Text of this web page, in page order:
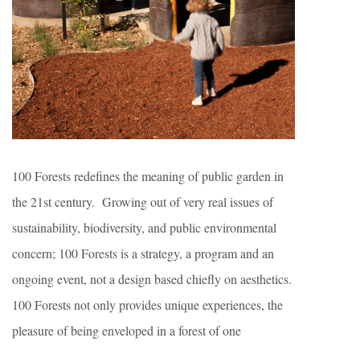
100 Forests redefines the meaning of public garden in
the 21st century. Growing out of very real issues of
sustainability, biodiversity, and public environmental
concern; 100 Forests is a strategy, a program and an
ongoing event, not a design based chiefly on aesthetics.
100 Forests not only provides unique experiences, the
pleasure of being enveloped in a forest of one